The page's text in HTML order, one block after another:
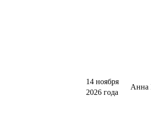
14 ноября
2026 года
Анна